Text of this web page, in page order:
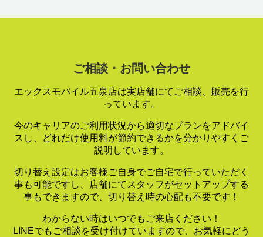
ご相談・お問い合わせ
エックスモバイル五泉店は実店舗にてご相談、販売を行
っています。
今のキャリアのご利用状況から適切なプランをアドバイ
スし、
どれだけ使用料が節約できるかを分かりやすくご
説明しています。
切り替え設定はお客様ご自身でご自宅で行っていただく
事も可能ですし、
店舗にてスタッフがセットアップする
事もできますので、 切り替え時の心配も不要です！
わからない時はいつでもご来店ください！
LINEでもご相談を受け付けていますので、お気軽にどう